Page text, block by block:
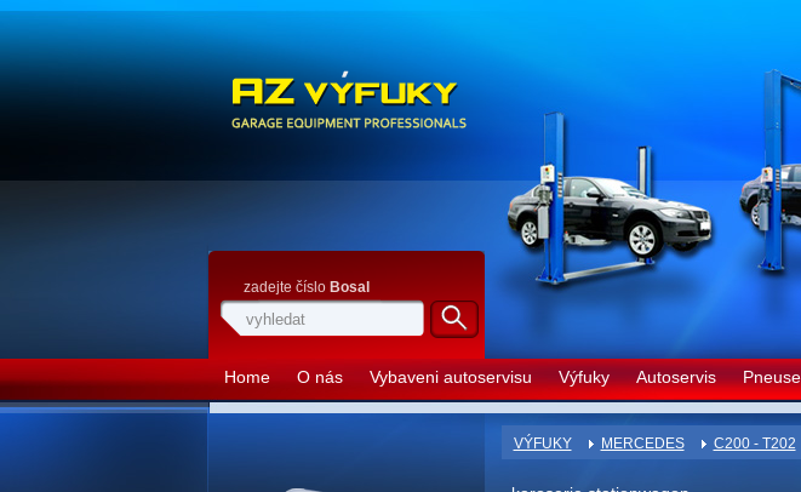
Home O nás Vybaveni autoservisu Výfuky Autoservis
zadejte číslo Bosal
VÝFUKY MERCEDES C200 - T202